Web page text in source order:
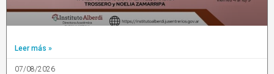
Leer más »
07/08/2026